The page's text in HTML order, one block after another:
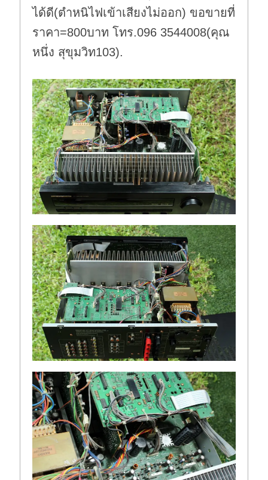
ได้ดี(ตำหนิไฟเข้าเสียงไม่ออก) ขอขายที่
ราคา=800บาท โทร.096 3544008(คุณ
หนึ่ง สุขุมวิท103).